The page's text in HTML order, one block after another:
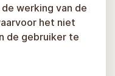
werking van de
het niet
de gebruiker te